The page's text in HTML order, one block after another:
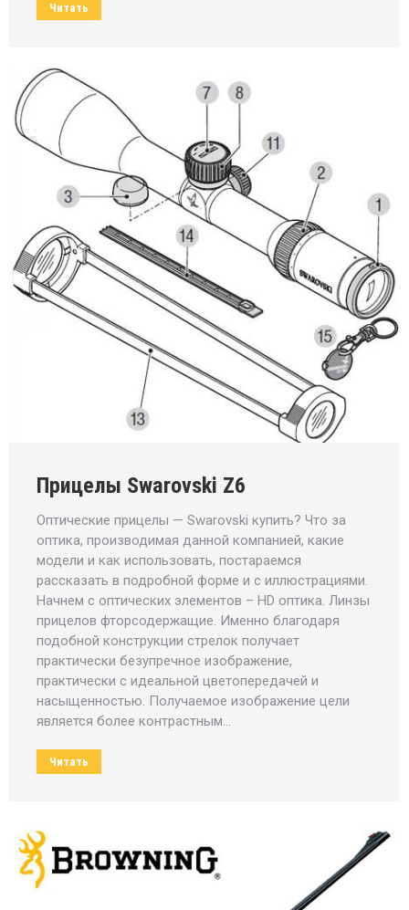
Читать
Прицелы Swarovski Z6
Оптические прицелы — Swarovski купить? Что за
оптика, производимая данной компанией, какие
модели и как использовать, постараемся
рассказать в подробной форме и с иллюстрациями.
Начнем с оптических элементов – HD оптика. Линзы
прицелов фторсодержащие. Именно благодаря
подобной конструкции стрелок получает
практически безупречное изображение,
практически с идеальной цветопередачей и
насыщенностью. Получаемое изображение цели
является более контрастным…
Читать